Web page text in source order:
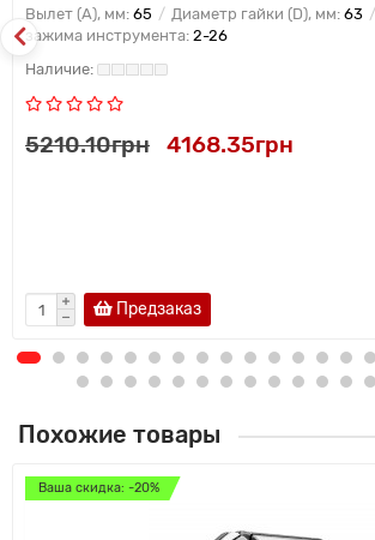
Вылет (A), мм: 65 Диаметр гайки (D), мм: 63
зажима инструмента: 2-26
5210.10грн 4168.35грн
Предзаказ
Похожие товары
Ваша скидка: -20%